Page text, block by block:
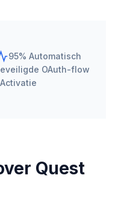
95% Automatisch
OAuth-flow
Quest